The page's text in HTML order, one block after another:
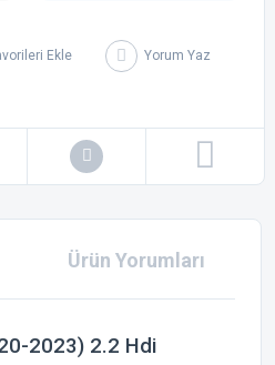
Yorum Yaz
Ürün Yorumları
2023) 2.2 Hdi